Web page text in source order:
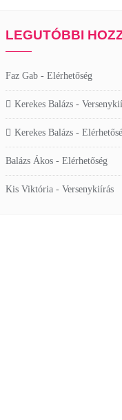
LEGUTÓBBI
Faz Gab - Elérhetőség
Kerekes Balázs -
Kerekes Balázs -
Balázs Ákos - Elérhetőség
Kis Viktória - Versenykiírás